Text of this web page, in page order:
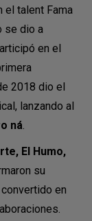
el talent Fama
se dio a
en el
2018 dio el
lanzando al
ná.
El Humo,
su
en